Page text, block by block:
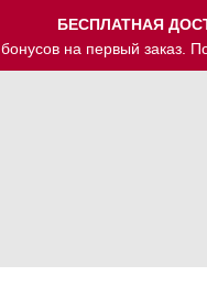
БЕСПЛАТНАЯ
бонусов на первый заказ.